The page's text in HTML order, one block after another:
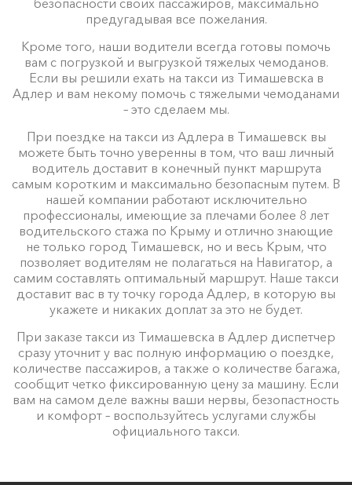
предугадывая все пожелания.
Кроме того, наши водители всегда готовы помочь
вам с погрузкой и выгрузкой тяжелых чемоданов.
Если вы решили ехать на такси из Тимашевска в
Адлер и вам некому помочь с тяжелыми чемоданами
– это сделаем мы.
При поездке на такси из Адлера в Тимашевск вы
можете быть точно уверенны в том, что ваш личный
водитель доставит в конечный пункт маршрута
самым коротким и максимально безопасным путем. В
нашей компании работают исключительно
профессионалы, имеющие за плечами более 8 лет
водительского стажа по Крыму и отлично знающие
не только город Тимашевск, но и весь Крым, что
позволяет водителям не полагаться на Навигатор, а
самим составлять оптимальный маршрут. Наше такси
доставит вас в ту точку города Адлер, в которую вы
укажете и никаких доплат за это не будет.
При заказе такси из Тимашевска в Адлер диспетчер
сразу уточнит у вас полную информацию о поездке,
количестве пассажиров, а также о количестве багажа,
сообщит четко фиксированную цену за машину. Если
вам на самом деле важны ваши нервы, безопастность
и комфорт – воспользуйтесь услугами службы
официального такси.